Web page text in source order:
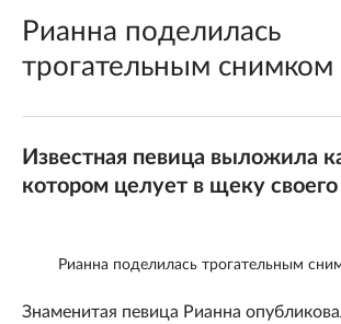
Рианна поделилась
трогательным снимком
Известная певица выложила
котором целует в щеку своего
Рианна поделилась трогательным
Знаменитая певица Рианна